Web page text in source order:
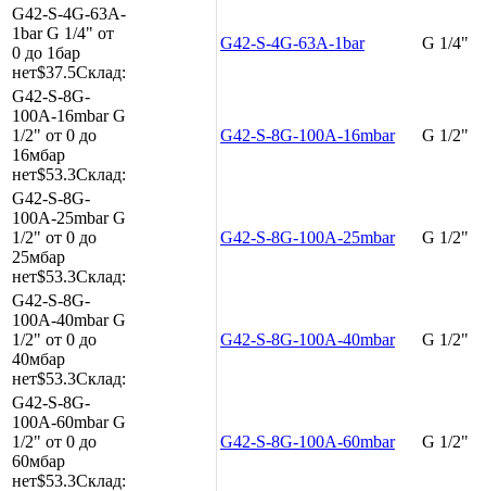
G42-S-4G-63A-
1barG 1/4" от
0 до 1бар
нет$37.5Склад:
G42-S-4G-63A-1bar G 1/4"
G42-S-8G-
100A-16mbarG
1/2" от 0 до
16мбар
нет$53.3Склад:
G42-S-8G-100A-16mbar G 1/2"
G42-S-8G-
100A-25mbarG
1/2" от 0 до
25мбар
нет$53.3Склад:
G42-S-8G-100A-25mbar G 1/2"
G42-S-8G-
100A-40mbarG
1/2" от 0 до
40мбар
нет$53.3Склад:
G42-S-8G-100A-40mbar G 1/2"
G42-S-8G-
100A-60mbarG
1/2" от 0 до
60мбар
нет$53.3Склад:
G42-S-8G-100A-60mbar G 1/2"